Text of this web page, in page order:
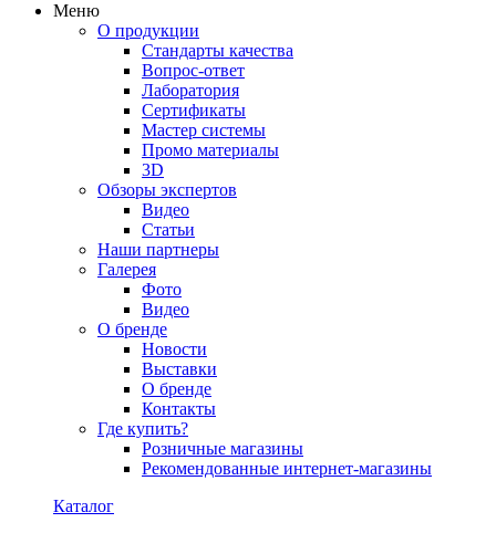
Меню
О продукции
Стандарты качества
Вопрос-ответ
Лаборатория
Сертификаты
Мастер системы
Промо материалы
3D
Обзоры экспертов
Видео
Статьи
Наши партнеры
Галерея
Фото
Видео
О бренде
Новости
Выставки
О бренде
Контакты
Где купить?
Розничные магазины
Рекомендованные интернет-магазины
Каталог